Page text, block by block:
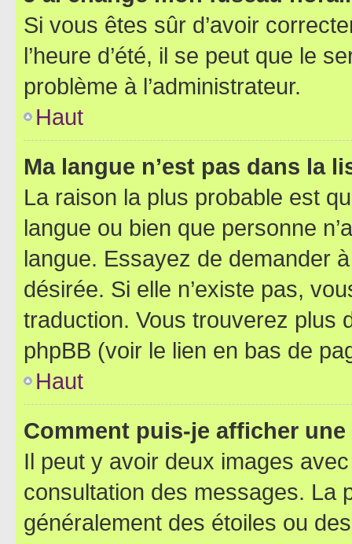
Si vous êtes sûr d’avoir
l’heure d’été, il se peut que le
problème à l’administrateur.
Haut
Ma langue n’est pas dans la
La raison la plus probable est
langue ou bien que personne
langue. Essayez de demander
désirée. Si elle n’existe pas,
traduction. Vous trouverez plus
phpBB (voir le lien en bas de
Haut
Comment puis-je afficher
Il peut y avoir deux images
consultation des messages. La
généralement des étoiles ou